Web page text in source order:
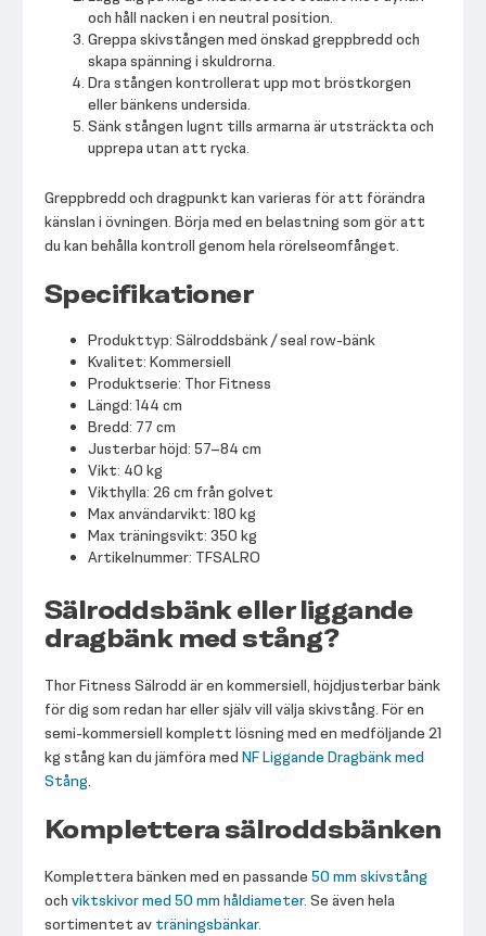
och håll nacken i en neutral position.
Greppa skivstången med önskad greppbredd och
skapa spänning i skuldrorna.
Dra stången kontrollerat upp mot bröstkorgen
eller bänkens undersida.
Sänk stången lugnt tills armarna är utsträckta och
upprepa utan att rycka.
Greppbredd och dragpunkt kan varieras för att förändra
känslan i övningen. Börja med en belastning som gör att
du kan behålla kontroll genom hela rörelseomfånget.
Specifikationer
Produkttyp: Sälroddsbänk / seal row-bänk
Kvalitet: Kommersiell
Produktserie: Thor Fitness
Längd: 144 cm
Bredd: 77 cm
Justerbar höjd: 57–84 cm
Vikt: 40 kg
Vikthylla: 26 cm från golvet
Max användarvikt: 180 kg
Max träningsvikt: 350 kg
Artikelnummer: TFSALRO
Sälroddsbänk eller liggande
dragbänk med stång?
Thor Fitness Sälrodd är en kommersiell, höjdjusterbar bänk
för dig som redan har eller själv vill välja skivstång. För en
semi-kommersiell komplett lösning med en medföljande 21
kg stång kan du jämföra med NF Liggande Dragbänk med
Stång.
Komplettera sälroddsbänken
Komplettera bänken med en passande 50 mm skivstång
och viktskivor med 50 mm håldiameter. Se även hela
sortimentet av träningsbänkar.